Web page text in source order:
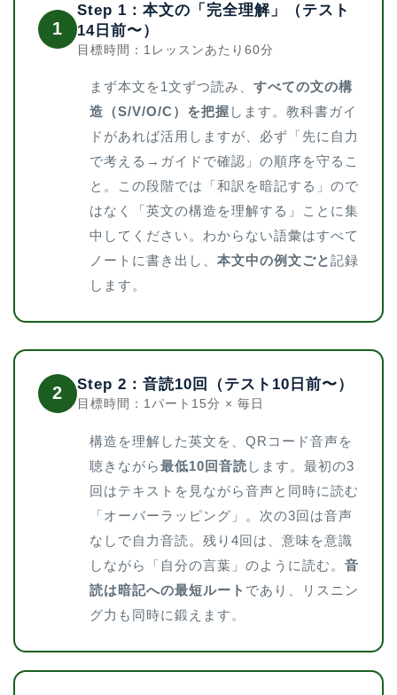
1
Step 1：本文の「完全理解」（テスト
14日前〜）
目標時間：1レッスンあたり60分
まず本文を1文ずつ読み、 すべての文の構
造（S/V/O/C）を把握 します。教科書ガイ
ドがあれば活用しますが、必ず「先に自力
で考える→ガイドで確認」の順序を守るこ
と。この段階では「和訳を暗記する」ので
はなく「英文の構造を理解する」ことに集
中してください。わからない語彙はすべて
ノートに書き出し、 本文中の例文ごと記録
します。
2 Step 2：音読10回（テスト10日前〜）
目標時間：1パート15分 × 毎日
構造を理解した英文を、QRコード音声を
聴きながら最低10回音読 します。最初の3
回はテキストを見ながら音声と同時に読む
「オーバーラッピング」。次の3回は音声
なしで自力音読。残り4回は、意味を意識
しながら「自分の言葉」のように読む。 音
読は暗記への最短ルート であり、リスニン
グ力も同時に鍛えます。